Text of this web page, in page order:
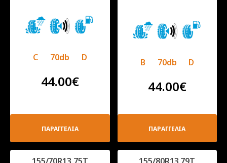
C 70db D
44.00€
ΠΑΡΑΓΓΕΛΙΑ
B 70db D
44.00€
ΠΑΡΑΓΓΕΛΙΑ